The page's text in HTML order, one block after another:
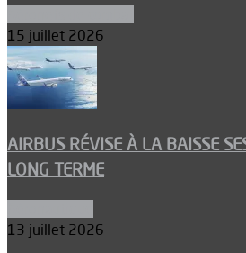
15 juillet 2026
AIRBUS RÉVISE À LA BAISSE
LONG TERME
13 juillet 2026